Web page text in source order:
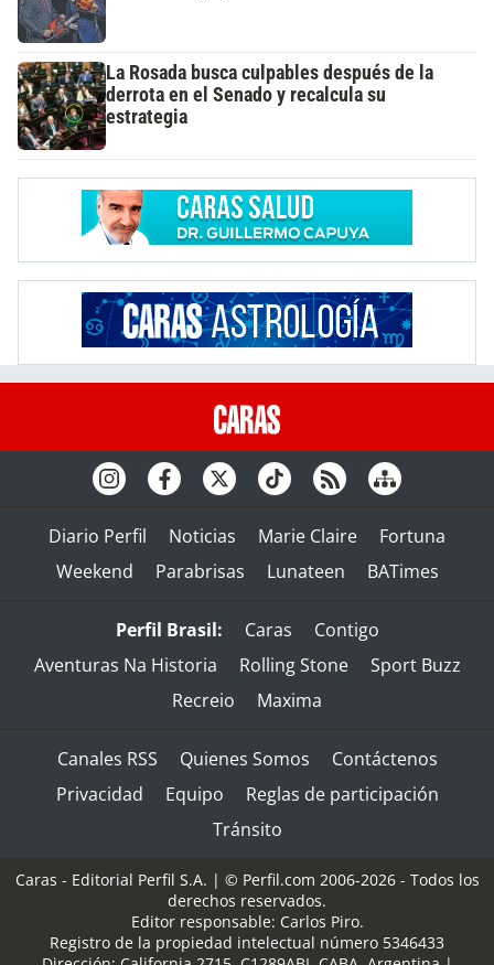
La Rosada busca culpables después de la
derrota en el Senado y recalcula su
estrategia
Diario Perfil Noticias Marie Claire
Fortuna
Weekend
Parabrisas Lunateen BATimes
Perfil Brasil: Caras
Contigo
Aventuras Na Historia
Rolling Stone
Sport Buzz
Recreio
Maxima
Canales RSS Quienes Somos
Contáctenos
Privacidad
Equipo
Reglas de participación
Tránsito
Caras - Editorial Perfil S.A. | © Perfil.com 2006-2026 - Todos los
derechos reservados.
Editor responsable: Carlos Piro.
Registro de la propiedad intelectual número 5346433